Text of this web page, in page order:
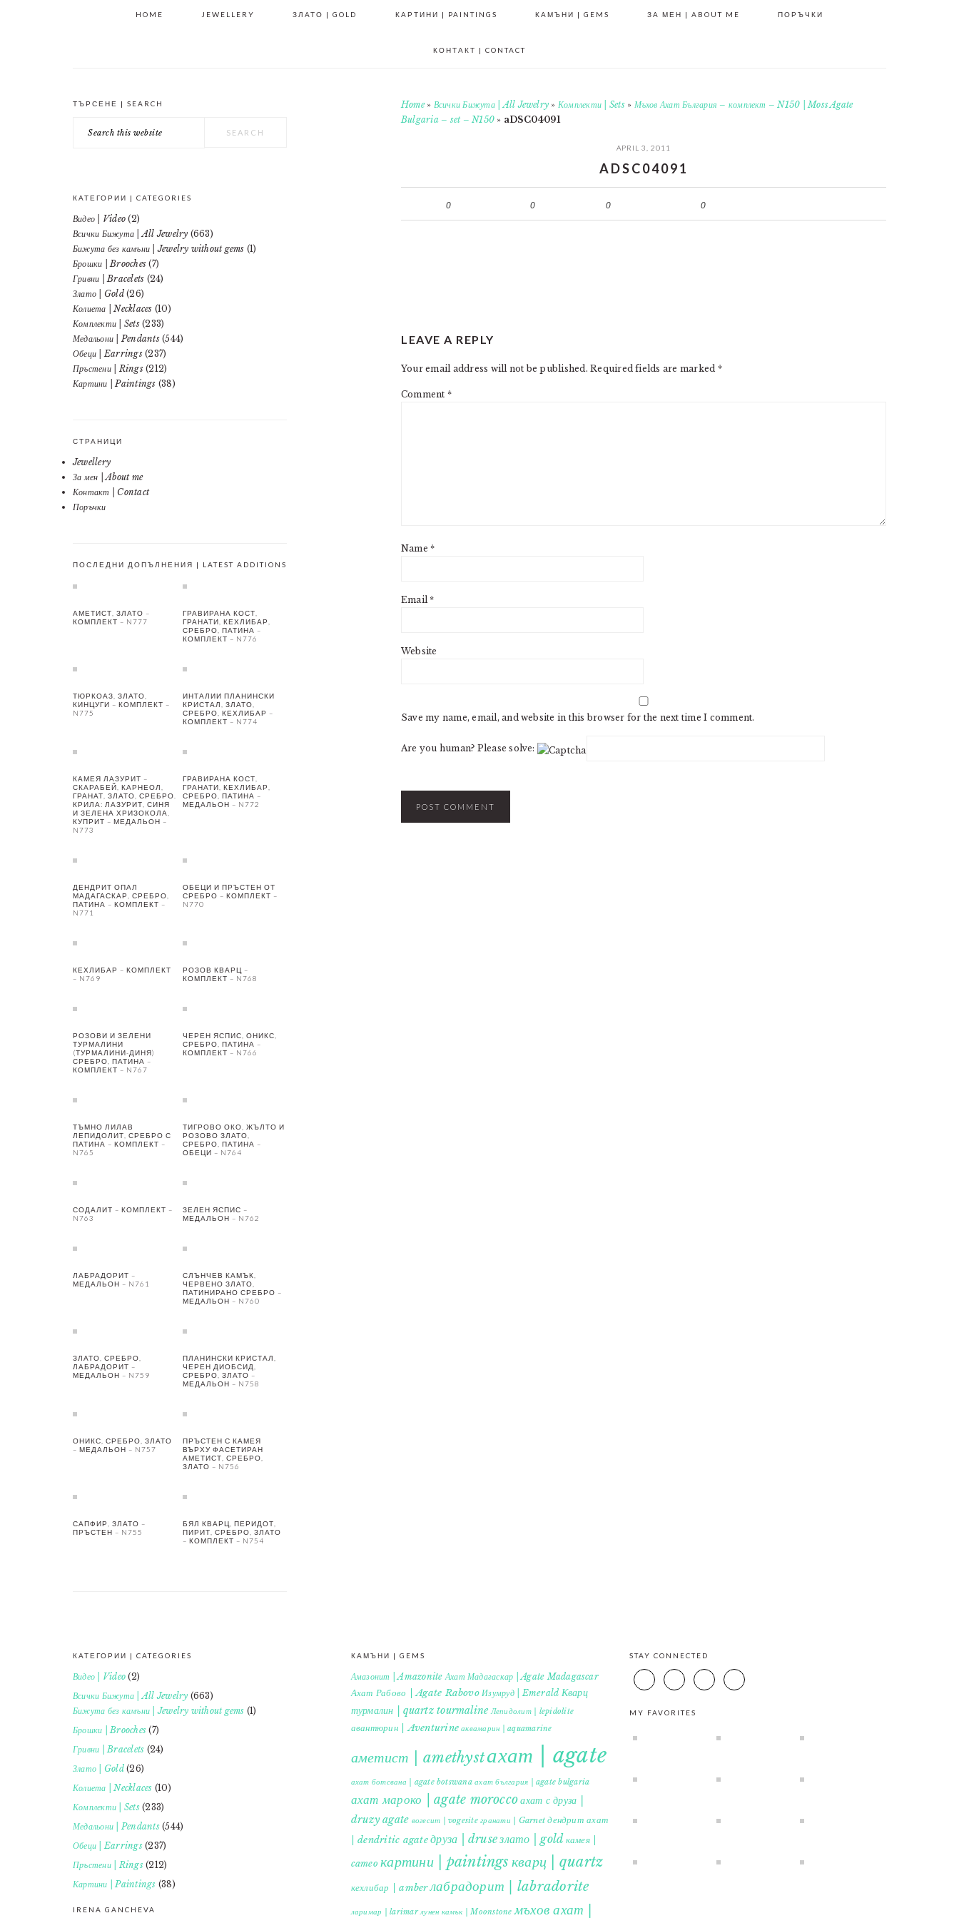
HOME JEWELLERY ЗЛАТО | GOLD КАРТИНИ | PAINTINGS КАМЪНИ | GEMS ЗА МЕН | ABOUT ME ПОРЪЧКИ
КОНТАКТ | CONTACT
Home» Всички Бижута | All Jewelry » Комплекти | Sets» Мъхов Ахат България – комплект – N150 | Moss Agate
Bulgaria – set – N150 » aDSC04091
APRIL 3, 2011
ADSC04091
0 0 0 0
INTERACTIONS
LEAVE A REPLY
Your email address will not be published. Required fields are marked *
Comment *
Name*
Email*
Website
Save my name, email, and website in this browser for the next time I comment.
Are you human? Please solve:
PRIMARY
SIDEBAR
ТЪРСЕНЕ | SEARCH
this
КАТЕГОРИИ | CATEGORIES
Видео | Video (2)
Всички Бижута | All Jewelry (663)
Бижута без камъни | Jewelry without gems (1)
Брошки | Brooches (7)
Гривни | Bracelets (24)
Злато | Gold(26)
Колиета | Necklaces (10)
Комплекти | Sets(233)
Медальони | Pendants(544)
Обеци | Earrings(237)
Пръстени | Rings(212)
Картини | Paintings (38)
СТРАНИЦИ
Jewellery
За мен | About me
Контакт | Contact
Поръчки
ПОСЛЕДНИ ДОПЪЛНЕНИЯ | LATEST ADDITIONS
АМЕТИСТ, ЗЛАТО –
КОМПЛЕКТ – N777
ГРАВИРАНА КОСТ,
ГРАНАТИ, КЕХЛИБАР,
СРЕБРО, ПАТИНА –
КОМПЛЕКТ – N776
ТЮРКОАЗ, ЗЛАТО,
КИНЦУГИ – КОМПЛЕКТ –
N775
ИНТАЛИИ ПЛАНИНСКИ
КРИСТАЛ, ЗЛАТО,
СРЕБРО, КЕХЛИБАР –
КОМПЛЕКТ – N774
КАМЕЯ ЛАЗУРИТ –
СКАРАБЕЙ, КАРНЕОЛ,
ГРАНАТ, ЗЛАТО, СРЕБРО.
КРИЛА: ЛАЗУРИТ, СИНЯ
И ЗЕЛЕНА ХРИЗОКОЛА,
КУПРИТ – МЕДАЛЬОН –
N773
ГРАВИРАНА КОСТ,
ГРАНАТИ, КЕХЛИБАР,
СРЕБРО, ПАТИНА –
МЕДАЛЬОН – N772
ДЕНДРИТ ОПАЛ
МАДАГАСКАР, СРЕБРО,
ПАТИНА – КОМПЛЕКТ –
N771
ОБЕЦИ И ПРЪСТЕН ОТ
СРЕБРО – КОМПЛЕКТ –
N770
КЕХЛИБАР – КОМПЛЕКТ
– N769
РОЗОВ КВАРЦ –
КОМПЛЕКТ – N768
РОЗОВИ И ЗЕЛЕНИ
ТУРМАЛИНИ
(ТУРМАЛИНИ-ДИНЯ)
СРЕБРО, ПАТИНА –
КОМПЛЕКТ – N767
ЧЕРЕН ЯСПИС, ОНИКС,
СРЕБРО, ПАТИНА –
КОМПЛЕКТ – N766
ТЪМНО ЛИЛАВ
ЛЕПИДОЛИТ, СРЕБРО С
ПАТИНА – КОМПЛЕКТ –
N765
ТИГРОВО ОКО, ЖЪЛТО И
РОЗОВО ЗЛАТО,
СРЕБРО, ПАТИНА –
ОБЕЦИ – N764
СОДАЛИТ – КОМПЛЕКТ –
N763
ЗЕЛЕН ЯСПИС –
МЕДАЛЬОН – N762
ЛАБРАДОРИТ –
МЕДАЛЬОН – N761
СЛЪНЧЕВ КАМЪК,
ЧЕРВЕНО ЗЛАТО,
ПАТИНИРАНО СРЕБРО –
МЕДАЛЬОН – N760
ЗЛАТО, СРЕБРО,
ЛАБРАДОРИТ –
МЕДАЛЬОН – N759
ПЛАНИНСКИ КРИСТАЛ,
ЧЕРЕН ДИОБСИД,
СРЕБРО, ЗЛАТО –
МЕДАЛЬОН – N758
ОНИКС, СРЕБРО, ЗЛАТО
– МЕДАЛЬОН – N757
ПРЪСТЕН С КАМЕЯ
ВЪРХУ ФАСЕТИРАН
АМЕТИСТ, СРЕБРО,
ЗЛАТО – N756
САПФИР, ЗЛАТО –
ПРЪСТЕН – N755
БЯЛ КВАРЦ, ПЕРИДОТ,
ПИРИТ, СРЕБРО, ЗЛАТО
– КОМПЛЕКТ – N754
КАТЕГОРИИ | CATEGORIES
Видео | Video (2)
Всички Бижута | All Jewelry (663)
Бижута без камъни | Jewelry without gems (1)
Брошки | Brooches (7)
Гривни | Bracelets (24)
Злато | Gold(26)
Колиета | Necklaces (10)
Комплекти | Sets(233)
Медальони | Pendants(544)
Обеци | Earrings(237)
Пръстени | Rings(212)
Картини | Paintings (38)
IRENA GANCHEVA
КАМЪНИ | GEMS
Амазонит | Amazonite Ахат Мадагаскар | Agate Madagascar
Ахат Рабово | Agate Rabovo Изумруд | Emerald Кварц
турмалин | quartz tourmaline Лепидолит | lepidolite
авантюрин | Aventurine аквамарин | aquamarine
аметист | amethystахат | agate
ахат ботсвана | agate botswana ахат българия | agate bulgaria
ахат мароко | agate moroccoахат с друза |
druzy agate вогесит | vogesite гранати | Garnet дендрит ахат
| dendritic agateдруза | druseзлато | gold камея |
cameo картини | paintings кварц | quartz
кехлибар | amberлабрадорит | labradorite
ларимар | larimar лунен камък | Moonstone мъхов ахат |
STAY CONNECTED
MY FAVORITES